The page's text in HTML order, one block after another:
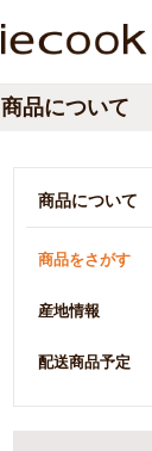
商品について
商品について
商品をさがす
産地情報
配送商品予定